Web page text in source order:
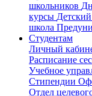
школьников
курсы
школа
Студентам
Личный
Расписание
Учебное
Стипендии
Отдел